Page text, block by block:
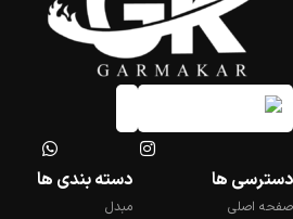
دسترسی ها
صفحه اصلی
دسته بندی ها
مبدل